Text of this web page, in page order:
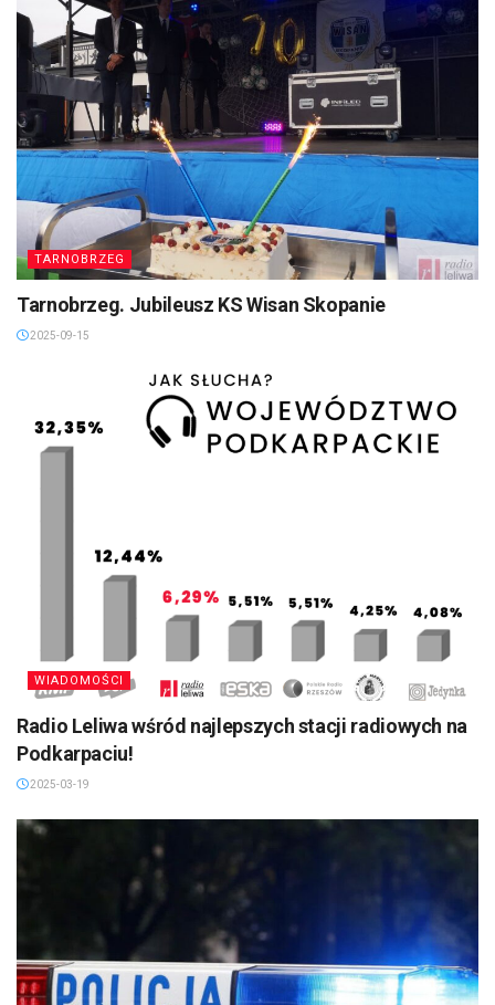
TARNOBRZEG
Tarnobrzeg. Jubileusz KS Wisan Skopanie
2025-09-15
WIADOMOŚCI
Radio Leliwa wśród najlepszych stacji radiowych na
Podkarpaciu!
2025-03-19